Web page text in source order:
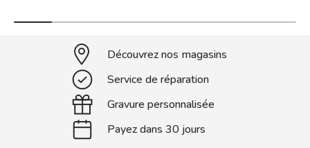
Découvrez nos magasins
Service de réparation
Gravure personnalisée
Payez dans 30 jours